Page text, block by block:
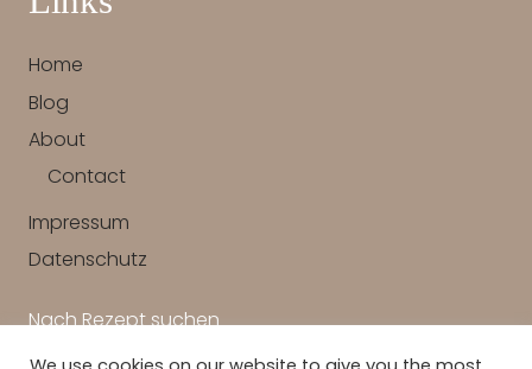
Home
Blog
About
Contact
Impressum
Datenschutz
Nach Rezept suchen